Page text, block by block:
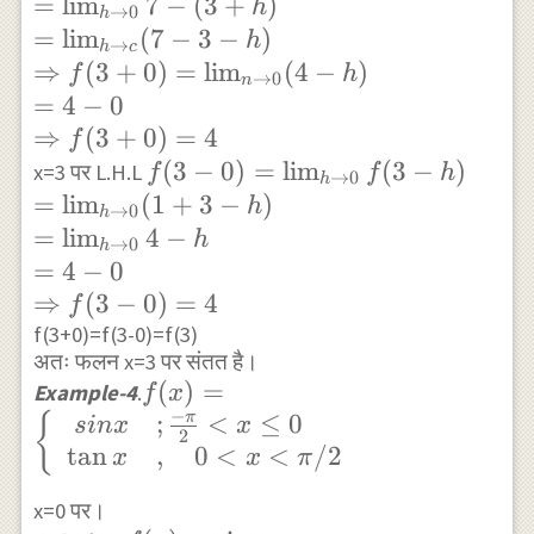
\rightarrow 0}
f(3+h) \\
\rightarrow 0}
7-(3+h) \\
=\lim
_{h\rightarrow
\Rightarrow
f(3+0) =\lim
_{n
\rightarrow 0}
(4-h) \\ =4-0
\\
h→0 h
= limh→c (7 − 3 − h)
⇒ f (3 + 0) = limn→0 (4 − h)
= 4 − 0
⇒ f (3 + 0) = 4
x=3 पर L.H.L f(3-0) =\lim
_{h
\rightarrow
=\lim _{h
\rightarrow
0} (1+3-h)
\\ =\lim
_{h
\rightarrow
=4-0 \\
f(3 − 0) = limh→0 f (3 − h)
= limh→0 (1 + 3 − h)
= limh→0 4 − h
= 4 − 0
⇒ f (3 − 0) = 4
f(3+0)=f(3-0)=f(3)
अतः फलन x=3 पर संतत है।
Example-4. f(x)=\left\
{\begin{array}{ll}
\ sin x & ; \frac{-
\\ \tan x & ,
f(x) =
{ sinx
tan x
; 2
−π < x ≤ 0
,
0 < x < π/2
x=0 पर।